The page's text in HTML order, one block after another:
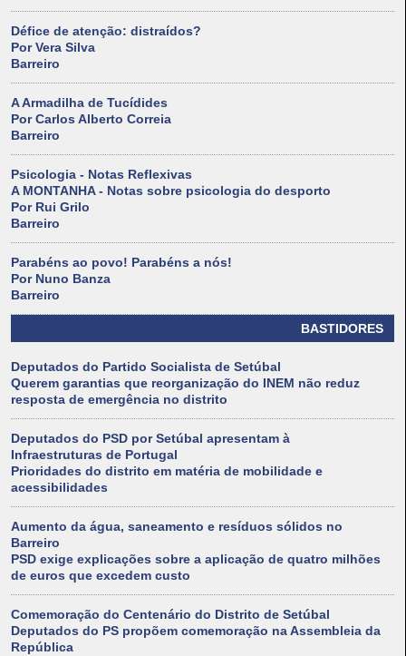
Défice de atenção: distraídos?
Por Vera Silva
Barreiro
A Armadilha de Tucídides
Por Carlos Alberto Correia
Barreiro
Psicologia - Notas Reflexivas
A MONTANHA - Notas sobre psicologia do desporto
Por Rui Grilo
Barreiro
Parabéns ao povo! Parabéns a nós!
Por Nuno Banza
Barreiro
BASTIDORES
Deputados do Partido Socialista de Setúbal
Querem garantias que reorganização do INEM não reduz
resposta de emergência no distrito
Deputados do PSD por Setúbal apresentam à
Infraestruturas de Portugal
Prioridades do distrito em matéria de mobilidade e
acessibilidades
Aumento da água, saneamento e resíduos sólidos no
Barreiro
PSD exige explicações sobre a aplicação de quatro milhões
de euros que excedem custo
Comemoração do Centenário do Distrito de Setúbal
Deputados do PS propõem comemoração na Assembleia da
República